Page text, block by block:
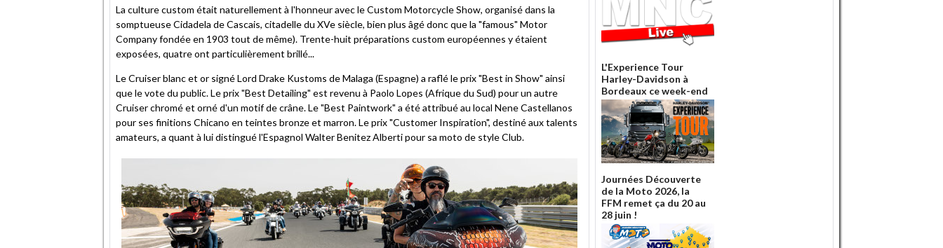
La culture custom était naturellement à l'honneur avec le Custom Motorcycle Show, organisé dans la
somptueuse Cidadela de Cascais, citadelle du XVe siècle, bien plus âgé donc que la "famous" Motor
Company fondée en 1903 tout de même). Trente-huit préparations custom européennes y étaient
exposées, quatre ont particulièrement brillé...
Le Cruiser blanc et or signé Lord Drake Kustoms de Malaga (Espagne) a raflé le prix "Best in Show" ainsi
que le vote du public. Le prix "Best Detailing" est revenu à Paolo Lopes (Afrique du Sud) pour un autre
Cruiser chromé et orné d'un motif de crâne. Le "Best Paintwork" a été attribué au local Nene Castellanos
pour ses finitions Chicano en teintes bronze et marron. Le prix "Customer Inspiration", destiné aux talents
amateurs, a quant à lui distingué l'Espagnol Walter Benitez Alberti pour sa moto de style Club.
L'Experience Tour
Harley-Davidson à
Bordeaux ce week-end
Journées Découverte
de la Moto 2026, la
FFM remet ça du 20 au
28 juin !